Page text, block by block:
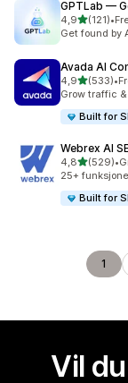
GPTLab —
4,9av 5(121)
Totalt 121 •
Get found by
Avada AI
4,9av 5(533)
Totalt 533 •
Grow traffic
Built for
Webrex AI
4,8av 5(529)
Totalt 529 •
25+
Built for
1
Vil